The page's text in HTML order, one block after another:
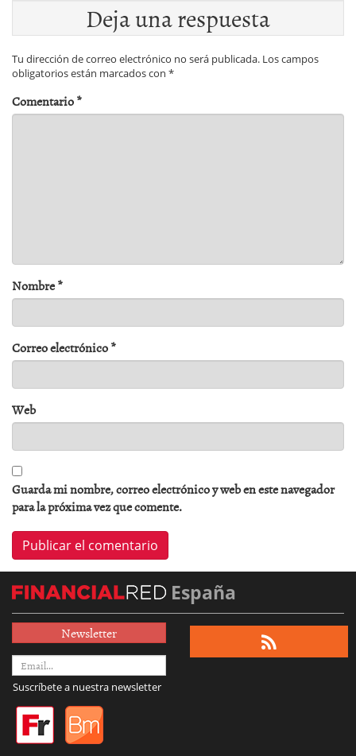
Deja una respuesta
Tu dirección de correo electrónico no será publicada. Los campos
obligatorios están marcados con *
Comentario*
Nombre*
Correo electrónico*
Web
Guarda mi nombre, correo electrónico y web en este navegador
para la próxima vez que comente.
España
Newsletter
Suscríbete a nuestra newsletter